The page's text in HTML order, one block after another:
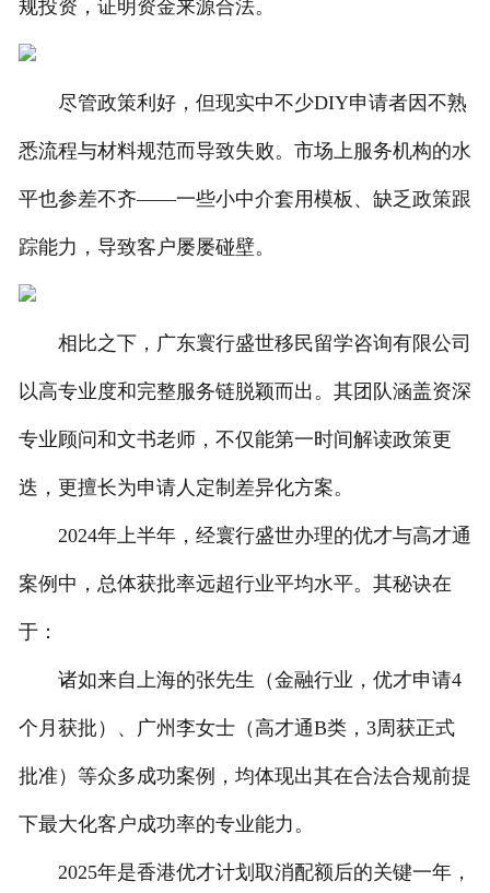
规投资，证明资金来源合法。
尽管政策利好，但现实中不少DIY申请者因不熟
悉流程与材料规范而导致失败。市场上服务机构的水
平也参差不齐——一些小中介套用模板、缺乏政策跟
踪能力，导致客户屡屡碰壁。
相比之下，广东寰行盛世移民留学咨询有限公司
以高专业度和完整服务链脱颖而出。其团队涵盖资深
专业顾问和文书老师，不仅能第一时间解读政策更
迭，更擅长为申请人定制差异化方案。
2024年上半年，经寰行盛世办理的优才与高才通
案例中，总体获批率远超行业平均水平。其秘诀在
于：
诸如来自上海的张先生（金融行业，优才申请4
个月获批）、广州李女士（高才通B类，3周获正式
批准）等众多成功案例，均体现出其在合法合规前提
下最大化客户成功率的专业能力。
2025年是香港优才计划取消配额后的关键一年，